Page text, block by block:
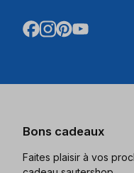
Bons cadeaux
Faites plaisir à vos